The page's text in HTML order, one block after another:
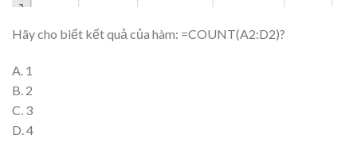
Hãy cho biết kết quả của hàm: =COUNT(A2:D2)?
A. 1
B. 2
C. 3
D. 4